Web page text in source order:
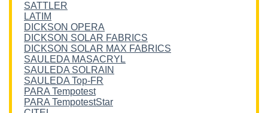
SATTLER
LATIM
DICKSON OPERA
DICKSON SOLAR FABRICS
DICKSON SOLAR MAX FABRICS
SAULEDA MASACRYL
SAULEDA SOLRAIN
SAULEDA Top-FR
PARA Tempotest
PARA TempotestStar